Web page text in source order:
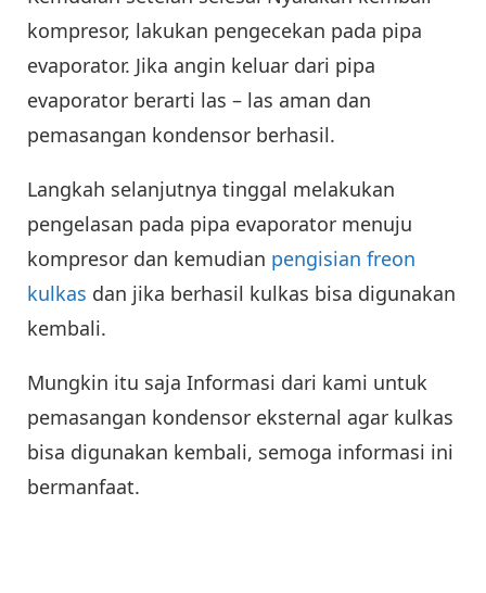
kompresor, lakukan pengecekan pada pipa
evaporator. Jika angin keluar dari pipa
evaporator berarti las – las aman dan
pemasangan kondensor berhasil.
Langkah selanjutnya tinggal melakukan
pengelasan pada pipa evaporator menuju
kompresor dan kemudian pengisian freon
kulkas dan jika berhasil kulkas bisa digunakan
kembali.
Mungkin itu saja Informasi dari kami untuk
pemasangan kondensor eksternal agar kulkas
bisa digunakan kembali, semoga informasi ini
bermanfaat.